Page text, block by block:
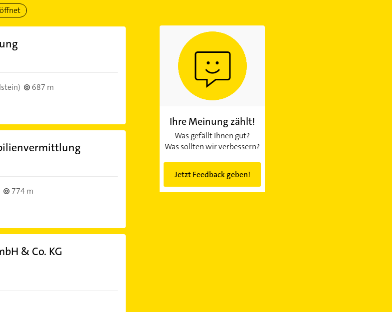
687 m
774 m
& Co. KG
Ihre Meinung zählt!
Was gefällt Ihnen gut?
Was sollten wir verbessern?
Jetzt Feedback geben!